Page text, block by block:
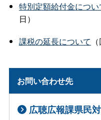
特別定額給付金につい
日）
課税の延長について
お問い合わせ先
広聴広報課県民